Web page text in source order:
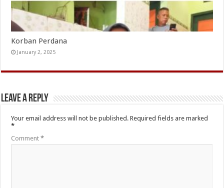
Korban Perdana
January 2, 2025
Leave a Reply
Your email address will not be published. Required fields are marked
*
Comment*